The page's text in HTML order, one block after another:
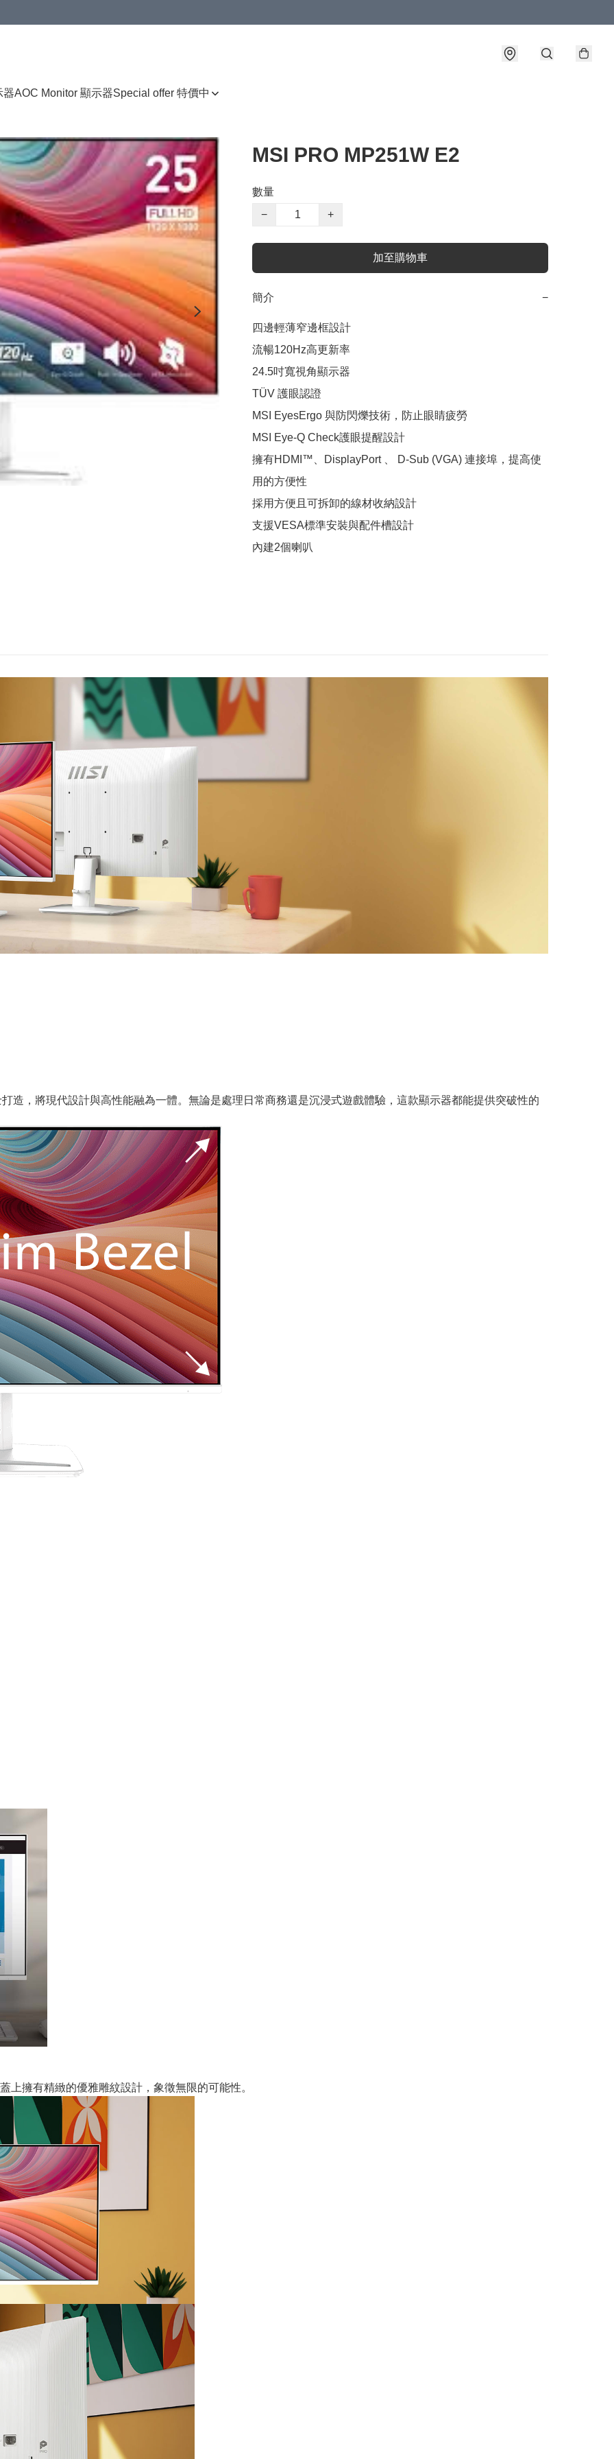
器AOC Monitor 顯示器Special offer 特價中
MSI PRO MP251W E2
數量
−
+
加至購物車
簡介 −
四邊輕薄窄邊框設計
流暢120Hz高更新率
24.5吋寬視角顯示器
TÜV 護眼認證
MSI EyesErgo 與防閃爍技術，防止眼睛疲勞
MSI Eye-Q Check護眼提醒設計
擁有HDMI™、DisplayPort 、 D-Sub (VGA) 連接埠，提高使
用的方便性
採用方便且可拆卸的線材收納設計
支援VESA標準安裝與配件槽設計
內建2個喇叭
造，將現代設計與高性能融為一體。無論是處理日常商務還是沉浸式遊戲體驗，這款顯示器都能提供突破性的
上擁有精緻的優雅雕紋設計，象徵無限的可能性。